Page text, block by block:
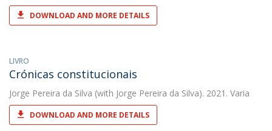
DOWNLOAD AND MORE DETAILS
LIVRO
Crónicas constitucionais
Jorge Pereira da Silva (with Jorge Pereira da Silva). 2021. Varia
DOWNLOAD AND MORE DETAILS